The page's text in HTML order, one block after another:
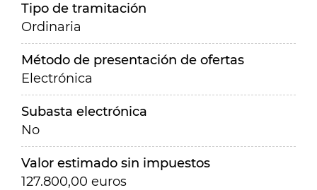
Tipo de tramitación
Ordinaria
Método de presentación de ofertas
Electrónica
Subasta electrónica
No
Valor estimado sin impuestos
127.800,00 euros